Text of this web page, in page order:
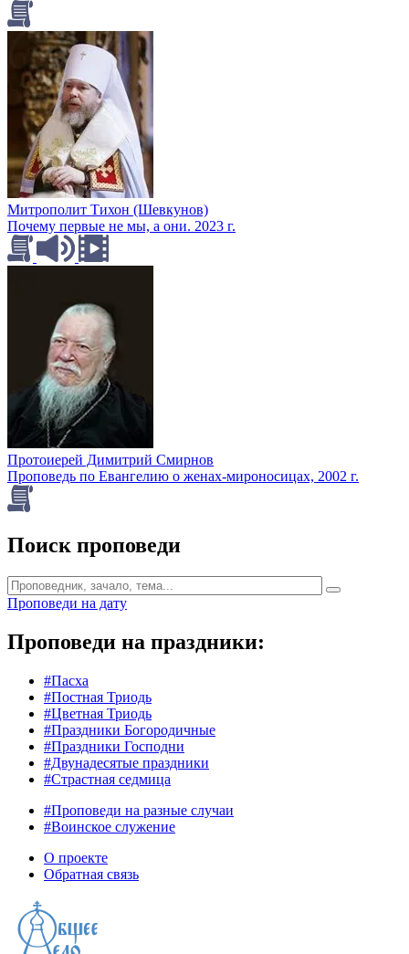
Митрополит Тихон (Шевкунов)
Почему первые не мы, а они. 2023 г.
Протоиерей Димитрий Смирнов
Проповедь по Евангелию о женах-мироносицах, 2002 г.
Поиск проповеди
Проповеди на дату
Проповеди на праздники:
#Пасха
#Постная Триодь
#Цветная Триодь
#Праздники Богородичные
#Праздники Господни
#Двунадесятые праздники
#Страстная седмица
#Проповеди на разные случаи
#Воинское служение
О проекте
Обратная связь